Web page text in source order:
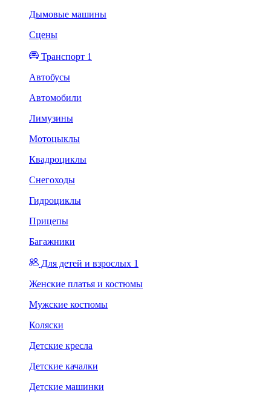
Дымовые машины
Сцены
Транспорт 1
Автобусы
Автомобили
Лимузины
Мотоцыклы
Квадроциклы
Снегоходы
Гидроциклы
Прицепы
Багажники
Для детей и взрослых 1
Женские платья и костюмы
Мужские костюмы
Коляски
Детские кресла
Детские качалки
Детские машинки